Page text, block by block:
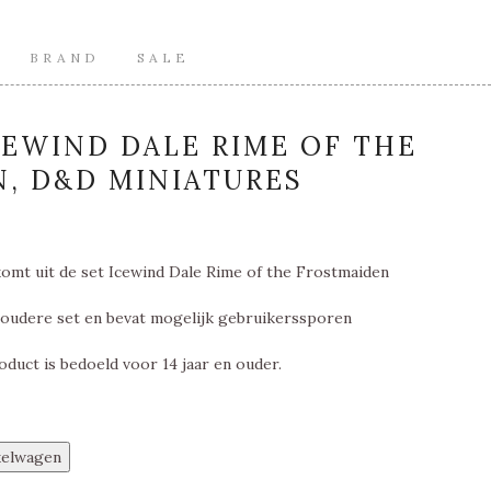
BRAND SALE
DALE RIME OF THE
D&D MINIATURES
uit de set Icewind Dale Rime of the Frostmaiden
set en bevat mogelijk gebruikerssporen
is bedoeld voor 14 jaar en ouder.